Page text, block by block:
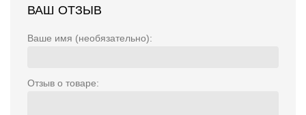
ВАШ ОТЗЫВ
Ваше имя (необязательно):
Отзыв о товаре: